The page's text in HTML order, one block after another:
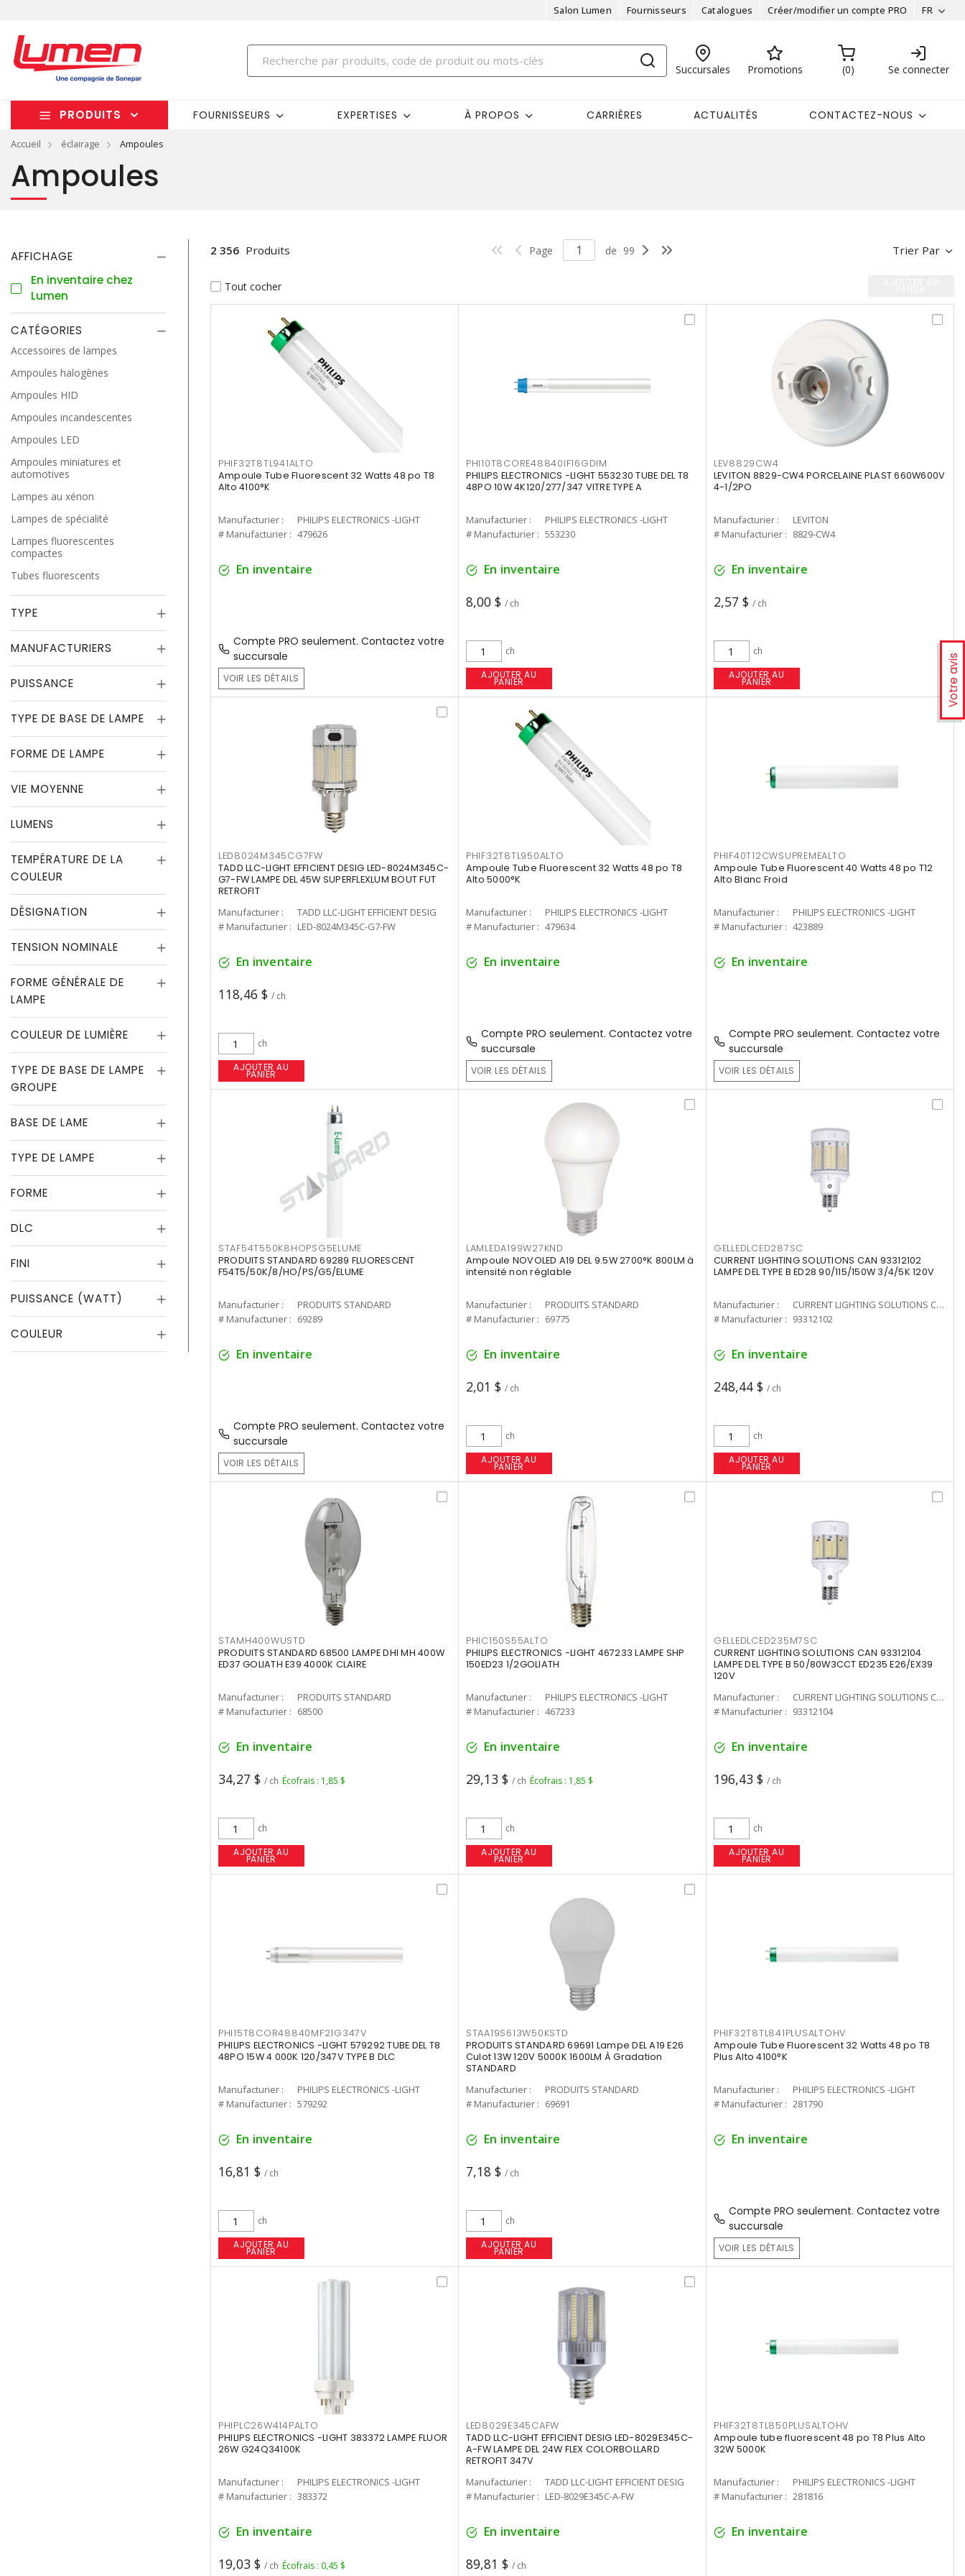
Salon Lumen Fournisseurs Catalogues Créer/modifier un compte PRO FR
Succursales Promotions 0 Se connecter
PRODUITS FOURNISSEURS EXPERTISES À PROPOS CARRIÈRES ACTUALITÉS CONTACTEZ-NOUS
Accueil éclairage Ampoules
Votre avis
Ampoules
AFFICHAGE
En inventaire chez
Lumen
CATÉGORIES
Accessoires de lampes
Ampoules halogènes
Ampoules HID
Ampoules incandescentes
Ampoules LED
Ampoules miniatures et
automotives
Lampes au xénon
Lampes de spécialité
Lampes fluorescentes
compactes
Tubes fluorescents
TYPE
MANUFACTURIERS
PUISSANCE
TYPE DE BASE DE LAMPE
FORME DE LAMPE
VIE MOYENNE
LUMENS
TEMPÉRATURE DE LA
COULEUR
DÉSIGNATION
TENSION NOMINALE
FORME GÉNÉRALE DE
LAMPE
COULEUR DE LUMIÈRE
TYPE DE BASE DE LAMPE
GROUPE
BASE DE LAME
TYPE DE LAMPE
FORME
DLC
FINI
PUISSANCE (WATT)
COULEUR
Trier Par
2 356 Produits Page de 99
Tout cocher
PHIF32T8TL941ALTO
Ampoule Tube Fluorescent 32 Watts 48 po T8
Alto 4100°K
Manufacturier :
PHILIPS ELECTRONICS -LIGHT
# Manufacturier : 479626
En inventaire
Compte PRO seulement. Contactez votre
succursale
VOIR LES DÉTAILS
PHI10T8CORE48840IF16GDIM
PHILIPS ELECTRONICS -LIGHT 553230 TUBE DEL T8
48PO 10W 4K120/277/347 VITRE TYPE A
Manufacturier :
PHILIPS ELECTRONICS -LIGHT
# Manufacturier : 553230
En inventaire
8,00 $ / ch
ch
AJOUTER AU
PANIER
LEV8829CW4
LEVITON 8829-CW4 PORCELAINE PLAST 660W600V
4-1/2PO
Manufacturier :
LEVITON
# Manufacturier : 8829-CW4
En inventaire
2,57 $ / ch
ch
AJOUTER AU
PANIER
LED8024M345CG7FW
TADD LLC-LIGHT EFFICIENT DESIG LED-8024M345C-
G7-FW LAMPE DEL 45W SUPERFLEXLUM BOUT FUT
RETROFIT
Manufacturier :
TADD LLC-LIGHT EFFICIENT DESIG
# Manufacturier : LED-8024M345C-G7-FW
En inventaire
118,46 $ / ch
ch
AJOUTER AU
PANIER
PHIF32T8TL950ALTO
Ampoule Tube Fluorescent 32 Watts 48 po T8
Alto 5000°K
Manufacturier :
PHILIPS ELECTRONICS -LIGHT
# Manufacturier : 479634
En inventaire
Compte PRO seulement. Contactez votre
succursale
VOIR LES DÉTAILS
PHIF40T12CWSUPREMEALTO
Ampoule Tube Fluorescent 40 Watts 48 po T12
Alto Blanc Froid
Manufacturier :
PHILIPS ELECTRONICS -LIGHT
# Manufacturier : 423889
En inventaire
Compte PRO seulement. Contactez votre
succursale
VOIR LES DÉTAILS
STAF54T550K8HOPSG5ELUME
PRODUITS STANDARD 69289 FLUORESCENT
F54T5/50K/8/HO/PS/G5/ELUME
Manufacturier :
PRODUITS STANDARD
# Manufacturier : 69289
En inventaire
Compte PRO seulement. Contactez votre
succursale
VOIR LES DÉTAILS
LAMLEDA199W27KND
Ampoule NOVOLED A19 DEL 9.5W 2700°K 800LM à
intensité non réglable
Manufacturier :
PRODUITS STANDARD
# Manufacturier : 69775
En inventaire
2,01 $ / ch
ch
AJOUTER AU
PANIER
GELLEDLCED287SC
CURRENT LIGHTING SOLUTIONS CAN 93312102
LAMPE DEL TYPE B ED28 90/115/150W 3/4/5K 120V
Manufacturier :
CURRENT LIGHTING SOLUTIONS CAN
# Manufacturier : 93312102
En inventaire
248,44 $ / ch
ch
AJOUTER AU
PANIER
STAMH400WUSTD
PRODUITS STANDARD 68500 LAMPE DHI MH 400W
ED37 GOLIATH E39 4000K CLAIRE
Manufacturier :
PRODUITS STANDARD
# Manufacturier : 68500
En inventaire
34,27 $ / ch Écofrais : 1,85 $
ch
AJOUTER AU
PANIER
PHIC150S55ALTO
PHILIPS ELECTRONICS -LIGHT 467233 LAMPE SHP
150ED23 1/2GOLIATH
Manufacturier :
PHILIPS ELECTRONICS -LIGHT
# Manufacturier : 467233
En inventaire
29,13 $ / ch Écofrais : 1,85 $
ch
AJOUTER AU
PANIER
GELLEDLCED235M7SC
CURRENT LIGHTING SOLUTIONS CAN 93312104
LAMPE DEL TYPE B 50/80W3CCT ED235 E26/EX39
120V
Manufacturier :
CURRENT LIGHTING SOLUTIONS CAN
# Manufacturier : 93312104
En inventaire
196,43 $ / ch
ch
AJOUTER AU
PANIER
PHI15T8COR48840MF21G347V
PHILIPS ELECTRONICS -LIGHT 579292 TUBE DEL T8
48PO 15W 4 000K 120/347V TYPE B DLC
Manufacturier :
PHILIPS ELECTRONICS -LIGHT
# Manufacturier : 579292
En inventaire
16,81 $ / ch
ch
AJOUTER AU
PANIER
STAA19S613W50KSTD
PRODUITS STANDARD 69691 Lampe DEL A19 E26
Culot 13W 120V 5000K 1600LM À Gradation
STANDARD
Manufacturier :
PRODUITS STANDARD
# Manufacturier : 69691
En inventaire
7,18 $ / ch
ch
AJOUTER AU
PANIER
PHIF32T8TL841PLUSALTOHV
Ampoule Tube Fluorescent 32 Watts 48 po T8
Plus Alto 4100°K
Manufacturier :
PHILIPS ELECTRONICS -LIGHT
# Manufacturier : 281790
En inventaire
Compte PRO seulement. Contactez votre
succursale
VOIR LES DÉTAILS
PHIPLC26W414PALTO
PHILIPS ELECTRONICS -LIGHT 383372 LAMPE FLUOR
26W G24Q34100K
Manufacturier :
PHILIPS ELECTRONICS -LIGHT
# Manufacturier : 383372
En inventaire
19,03 $ / ch Écofrais : 0,45 $
LED8029E345CAFW
TADD LLC-LIGHT EFFICIENT DESIG LED-8029E345C-
A-FW LAMPE DEL 24W FLEX COLORBOLLARD
RETROFIT 347V
Manufacturier :
TADD LLC-LIGHT EFFICIENT DESIG
# Manufacturier : LED-8029E345C-A-FW
En inventaire
89,81 $ / ch
PHIF32T8TL850PLUSALTOHV
Ampoule tube fluorescent 48 po T8 Plus Alto
32W 5000K
Manufacturier :
PHILIPS ELECTRONICS -LIGHT
# Manufacturier : 281816
En inventaire